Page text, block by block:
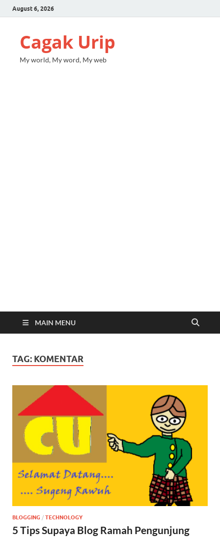
August 6, 2026
Cagak Urip
My world, My word, My web
MAIN MENU
TAG: KOMENTAR
BLOGGING / TECHNOLOGY
5 Tips Supaya Blog Ramah Pengunjung